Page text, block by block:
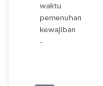
waktu
pemenuhan
kewajiban
-